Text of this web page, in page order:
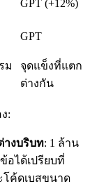
GPT (+12%)
GPT
ม
จุดแข็งที่แตก
ต่างกัน
:
างบริบท: 1 ล้าน
อได้เปรียบที่
โค้ดเบสขนาด